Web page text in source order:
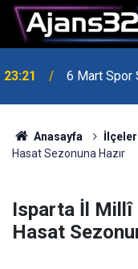
23:21 6 Mart Spor
Anasayfa İlçeler
Hasat Sezonuna Hazır
Isparta İl Millî
Hasat